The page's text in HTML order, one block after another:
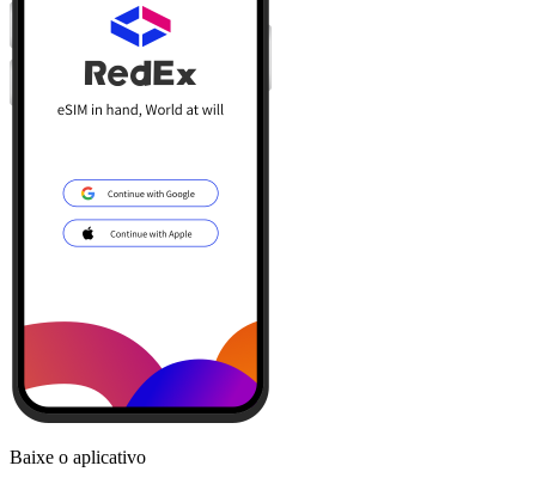
Baixe o aplicativo